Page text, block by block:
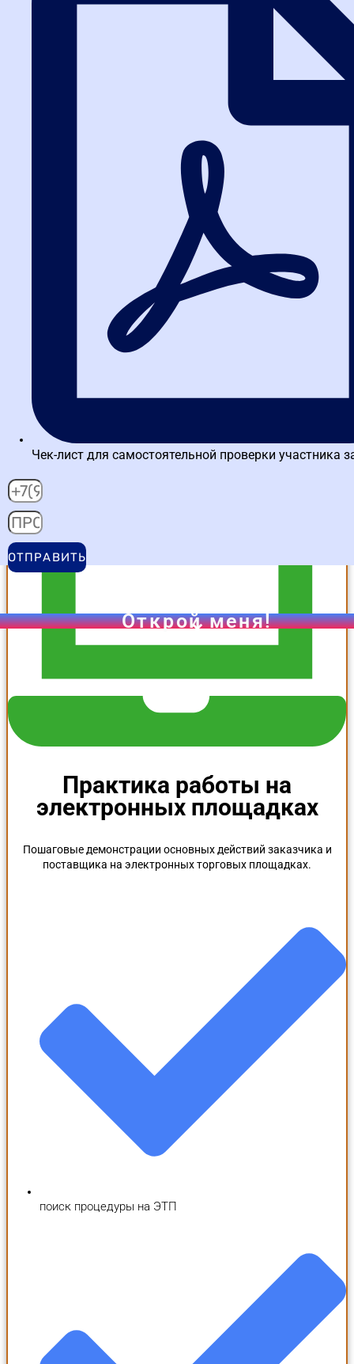
поиск закупки по заданным условиям
проверка результата в интерактивном задании
Практика работы на
электронных площадках
Пошаговые демонстрации основных действий заказчика и
поставщика на электронных торговых площадках.
поиск процедуры на ЭТП
Чек-лист для самостоятельной проверки участника
ОТПРАВИТЬ
Открой меня!